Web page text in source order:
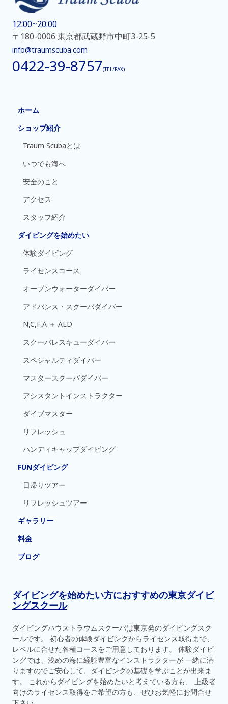
12:00~20:00
〒180-0006 東京都武蔵野市中町3-25-5
info@traumscuba.com
0422-39-8757(TEL/FAX)
ホーム
ショップ紹介
Traum Scubaとは
いつでも海へ
安全のこと
アクセス
スタッフ紹介
ダイビングを始めたい
体験ダイビング
ライセンスコース
オープンウォーターダイバー
アドバンス・スクーバダイバー
N,C,F,A ＋ AED
スクーバレスキューダイバー
スペシャルティダイバー
マスタースクーバダイバー
アシスタントインストラクター
ダイブマスター
リフレッシュ
ハンディキャップダイビング
FUNダイビング
日帰りツアー
リフレッシュツアー
ギャラリー
料金
ブログ
ダイビングを始めたい方におすすめの東京ダイビ
ングスクール
ダイビングハウストラウムスクーバは東京発のダイビングスク
ールです。 初心者の体験ダイビングからライセンス取得まで、
レベルに合せた各種コースをご用意しております。 体験ダイビ
ングでは、浅めの海に経験豊富なインストラクターが 一緒に潜
りますのでご安心して、ダイビングの基礎を学ぶことが出来ま
す。 これからダイビングを始めたいと考えている方も、 上級者
向けのライセンス取得をご希望の方も、ぜひお気軽にお問合せ